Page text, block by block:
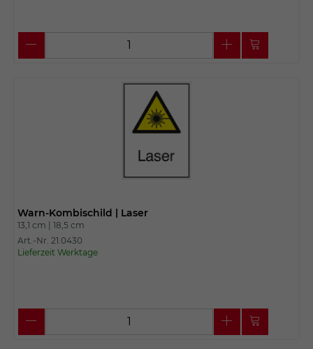
Warn-Kombischild | Laser
13,1 cm | 18,5 cm
Art.-Nr. 21.0430
Lieferzeit Werktage